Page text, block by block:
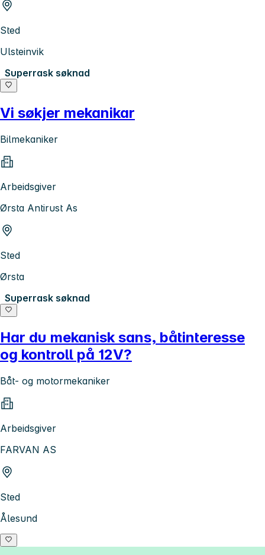
Sted
Ulsteinvik
Superrask søknad
Vi søkjer mekanikar
Bilmekaniker
Arbeidsgiver
Ørsta Antirust As
Sted
Ørsta
Superrask søknad
Har du mekanisk sans, båtinteresse
og kontroll på 12V?
Båt- og motormekaniker
Arbeidsgiver
FARVAN AS
Sted
Ålesund